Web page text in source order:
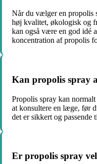
Når du vælger en propolis
høj kvalitet, økologisk og
kan også være en god idé
koncentration af propolis
Kan propolis spray
Propolis spray kan
at konsultere en læge, før
det er sikkert og passende
Er propolis spray